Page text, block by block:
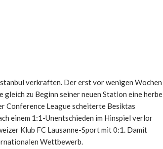
verkraften. Der erst vor wenigen Wochen
gleich zu Beginn seiner neuen Station eine herbe
Conference League scheiterte Besiktas
einem 1:1-Unentschieden im Hinspiel verlor
Klub FC Lausanne-Sport mit 0:1. Damit
Wettbewerb.